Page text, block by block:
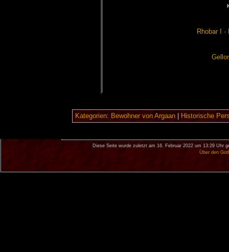
Rho­bar I ·
Kategorien: Bewohner von Argaan| Historische
Diese Seite wurde zuletzt am 16. Februar 2022 um 13:29 Uhr
Über den